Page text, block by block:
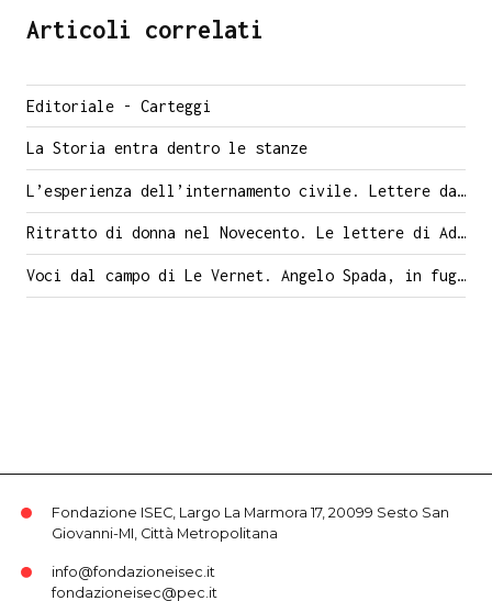
Articoli correlati
Editoriale - Carteggi
La Storia entra dentro le stanze
L’esperienza dell’internamento civile. Lettere dalle isole Tremiti (1940-1941)
Ritratto di donna nel Novecento. Le lettere di Ada Buffulini a Carlo Venegoni
Voci dal campo di Le Vernet. Angelo Spada, in fuga dalla Spagna franchista
Fondazione ISEC, Largo La Marmora 17, 20099 Sesto San
Giovanni-MI, Città Metropolitana
info@fondazioneisec.it
fondazioneisec@pec.it